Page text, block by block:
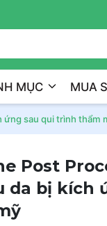
MỤC MUA
ứng sau qui trình thẩm
Post
da bị kích